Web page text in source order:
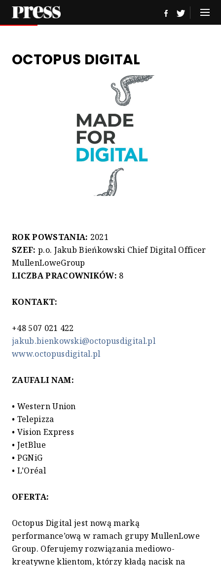
OCTOPUS DIGITAL
ROK POWSTANIA: 2021
SZEF: p.o. Jakub Bieńkowski Chief Digital Officer
MullenLoweGroup
LICZBA PRACOWNIKÓW: 8
KONTAKT:
+48 507 021 422
jakub.bienkowski@octopusdigital.pl
www.octopusdigital.pl
ZAUFALI NAM:
• Western Union
• Telepizza
• Vision Express
• JetBlue
• PGNiG
• L’Oréal
OFERTA:
Octopus Digital jest nową marką
performance’ową w ramach grupy MullenLowe
Group. Oferujemy rozwiązania mediowo-
kreatywne klientom, którzy kładą nacisk na